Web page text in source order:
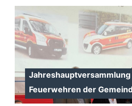
Feuerwehren der